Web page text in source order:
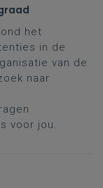
het
in de
van de
naar
voor jou.